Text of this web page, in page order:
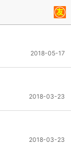
2018-05-17
2018-03-23
2018-03-23